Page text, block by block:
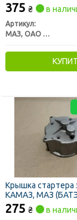
375 ₴ в
Артикул:
МАЗ, ОАО «Минский автомобильный завод»
Крышка стартера
КАМАЗ, МАЗ
275 ₴ в